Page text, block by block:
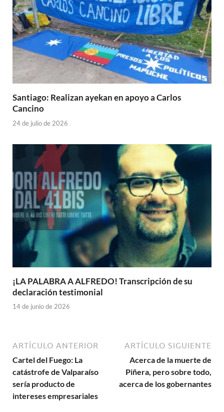
Santiago: Realizan ayekan en apoyo a Carlos
Cancino
24 de julio de 2026
¡LA PALABRA A ALFREDO! Transcripción de su
declaración testimonial
14 de junio de 2026
ARTÍCULO ANTERIOR
Cartel del Fuego: La
catástrofe de Valparaíso
sería producto de
intereses empresariales
ARTÍCULO SIGUIENTE
Acerca de la muerte de
Piñera, pero sobre todo,
acerca de los gobernantes